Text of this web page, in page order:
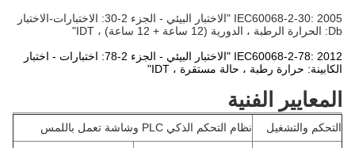
IEC60068-2-30: 2005 "الاختبار البيئي - الجزء 2-30: الاختبارات-الاختبار
Db: الحرارة الرطبة ، الدورية (12 ساعة + 12 ساعة) ، IDT"
IEC60068-2-78: 2012 "الاختبار البيئي - الجزء 2-78: اختبارات - اختبار
الكابينة: حرارة رطبة ، حالة مستقرة ، IDT"
المعايير الفنية
التحكم والتشغيل نظام التحكم الذكي PLC وشاشة تعمل باللمس